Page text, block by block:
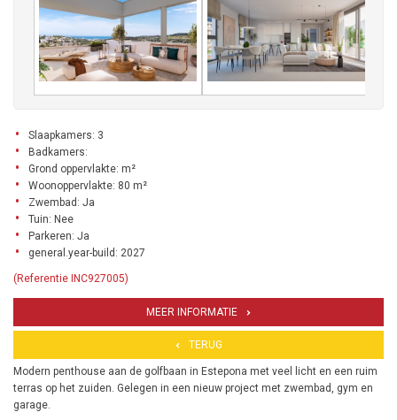
Slaapkamers: 3
Badkamers:
Grond oppervlakte: m²
Woonoppervlakte: 80 m²
Zwembad: Ja
Tuin: Nee
Parkeren: Ja
general.year-build: 2027
(Referentie INC927005)
MEER INFORMATIE
TERUG
Modern penthouse aan de golfbaan in Estepona met veel licht en een ruim
terras op het zuiden. Gelegen in een nieuw project met zwembad, gym en
garage.